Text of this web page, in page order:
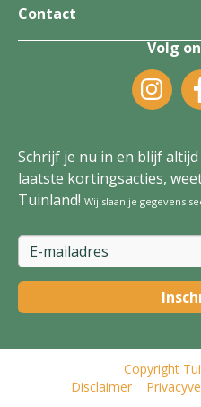
Contact
Volg
Schrijf je nu in en blijf
laatste kortingsacties,
Tuinland! Wij slaan je gegevens
Copyright
Disclaimer